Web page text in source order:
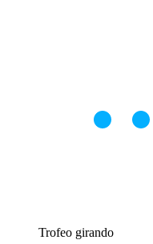
Trofeo girando